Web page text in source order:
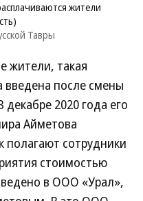
жители
Тавры
жители, такая
введена после смены
2020 года его
Айметова
полагают сотрудники
стоимостью
в ООО «Урал»,